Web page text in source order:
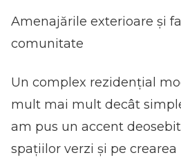
Amenajările exterioare și
comunitate
Un complex rezidențial
mult mai mult decât
am pus un accent
spațiilor verzi și pe